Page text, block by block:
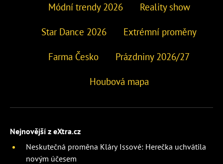
Módní trendy 2026 Reality show
Star Dance 2026 Extrémní proměny
Farma Česko Prázdniny 2026/27
Houbová mapa
Nejnovější z eXtra.cz
Neskutečná proměna Kláry Issové: Herečka uchvátila
novým účesem